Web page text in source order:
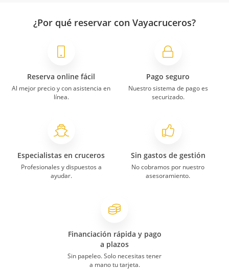
¿Por qué reservar con Vayacruceros?
Reserva online fácil
Al mejor precio y con asistencia en
línea.
Pago seguro
Nuestro sistema de pago es
securizado.
Especialistas en cruceros
Profesionales y dispuestos a
ayudar.
Sin gastos de gestión
No cobramos por nuestro
asesoramiento.
Financiación rápida y pago
a plazos
Sin papeleo. Solo necesitas tener
a mano tu tarjeta.